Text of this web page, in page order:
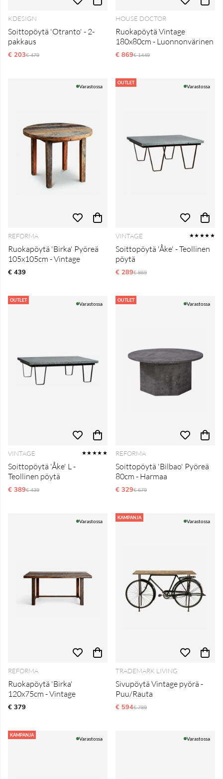
KDESIGN
Soittopöytä 'Otranto' - 2-
pakkaus
€ 203Normaali hinta
€ 479
HOUSE DOCTOR
Ruokapöytä Vintage
180x80cm - Luonnonvärinen
€ 869Normaali hinta
€ 1449
Varastossa
REFORMA
Ruokapöytä 'Birka' Pyöreä
105x105cm - Vintage
€ 439
OUTLET
Varastossa
VINTAGE ★★★★★
Soittopöytä 'Åke' - Teollinen
pöytä
€ 289Normaali hinta
€ 869
OUTLET
Varastossa
VINTAGE ★★★★★
Soittopöytä 'Åke' L -
Teollinen pöytä
€ 389Normaali hinta
€ 439
OUTLET
Varastossa
REFORMA
Soittopöytä 'Bilbao' Pyöreä
80cm - Harmaa
€ 329Normaali hinta
€ 679
Varastossa
REFORMA
Ruokapöytä 'Birka'
120x75cm - Vintage
€ 379
KAMPANJA
Varastossa
TRADEMARK LIVING
Sivupöytä Vintage pyörä -
Puu/Rauta
€ 594Normaali hinta
€ 789
KAMPANJA
Varastossa Varastossa